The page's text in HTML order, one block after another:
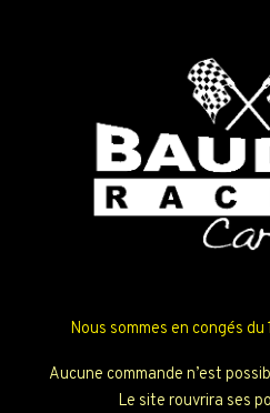
Nous sommes en congés du
Aucune commande n’est
Le site rouvrira ses